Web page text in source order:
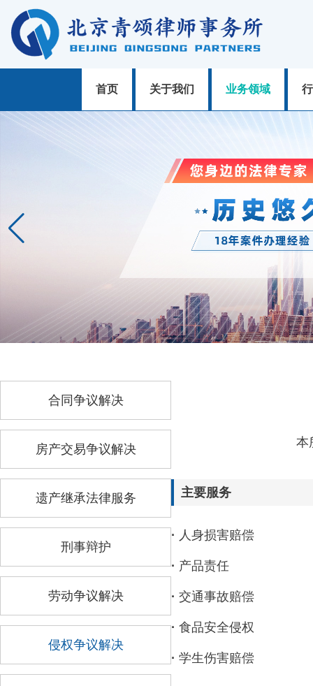
首页 关于我们 业务领域
合同争议解决
房产交易争议解决
遗产继承法律服务
刑事辩护
劳动争议解决
侵权争议解决
本
主要服务
· 人身损害赔偿
· 产品责任
· 交通事故赔偿
· 食品安全侵权
· 学生伤害赔偿